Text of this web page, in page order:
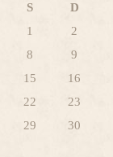
S
D
1
2
8
9
15
16
22
23
29
30